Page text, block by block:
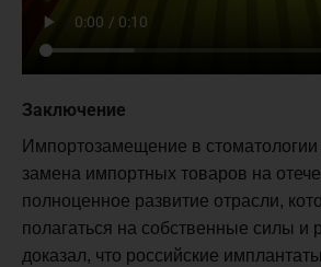
Заключение
Импортозамещение в
замена импортных товаров на
полноценное развитие отрасли,
полагаться на собственные силы и
доказал, что российские